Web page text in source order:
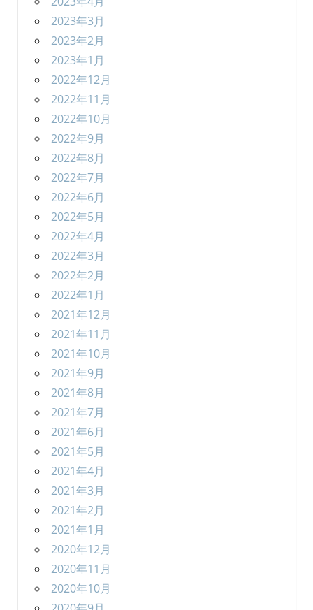
2023年3月
2023年2月
2023年1月
2022年12月
2022年11月
2022年10月
2022年9月
2022年8月
2022年7月
2022年6月
2022年5月
2022年4月
2022年3月
2022年2月
2022年1月
2021年12月
2021年11月
2021年10月
2021年9月
2021年8月
2021年7月
2021年6月
2021年5月
2021年4月
2021年3月
2021年2月
2021年1月
2020年12月
2020年11月
2020年10月